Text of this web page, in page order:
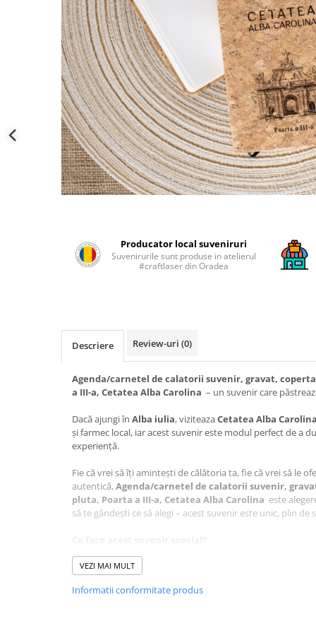
Producator local suveniruri
Suvenirurile sunt produse in atelierul
#craftlaser din Oradea
Descriere Review-uri (0)
Agenda/carnetel de calatorii suvenir, gravat,
a III-a, Cetatea Alba Carolina – un suvenir care
Dacă ajungi în Alba iulia, viziteazaCetatea Alba
și farmec local, iar acest suvenir este modul perfect de a
experiență.
Fie că vrei să îți amintești de călătoria ta, fie că vrei să le
autentică,Agenda/carnetel de calatorii suvenir,
pluta, Poarta a III-a, Cetatea Alba Carolina este
să te gândești ce să alegi – acest suvenir este unic, plin
Design autentic
este lucrat cu grijă pentru a păstra autenticitatea locului.
artistul Adrian Samoilă, aducând un plus de unicitate
VEZI MAI MULT
Informatii conformitate produs